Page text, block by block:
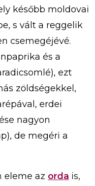
később moldovai
s vált a reggelik
csemegéjévé.
és a
ezt
zöldségekkel,
erdei
nagyon
de megéri a
eleme az orda is,